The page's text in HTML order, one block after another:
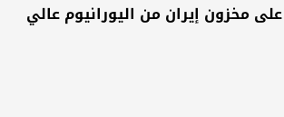
على مخزون إيران من اليورانيوم عالي